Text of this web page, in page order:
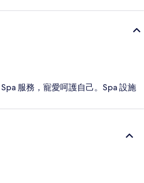
服務，寵愛呵護自己。Spa 設施